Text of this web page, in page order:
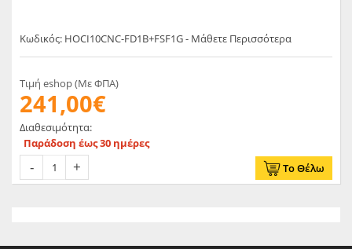
Κωδικός: HOCI10CNC-FD1B+FSF1G - Μάθετε Περισσότερα
Τιμή eshop (Με ΦΠΑ)
241,00€
Διαθεσιμότητα:
Παράδοση έως 30 ημέρες
Το Θέλω